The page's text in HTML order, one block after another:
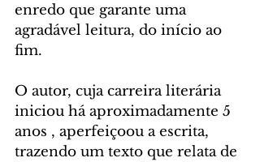
enredo que garante uma
agradável leitura, do início ao
fim.
O autor, cuja carreira literária
iniciou há aproximadamente 5
anos , aperfeiçoou a escrita,
trazendo um texto que relata de